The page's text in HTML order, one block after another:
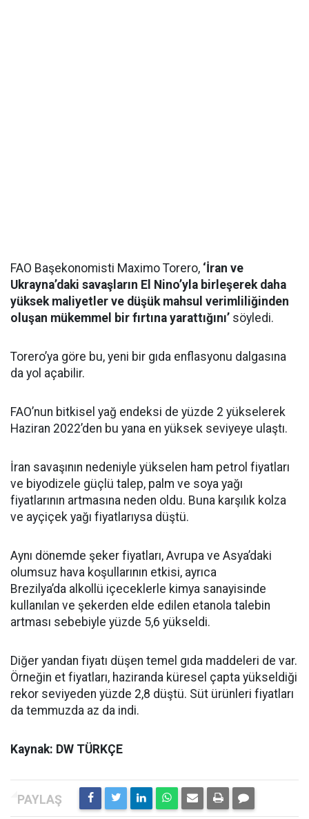
FAO Başekonomisti Maximo Torero, ‘İran ve
Ukrayna’daki savaşların El Nino’yla birleşerek daha
yüksek maliyetler ve düşük mahsul verimliliğinden
oluşan mükemmel bir fırtına yarattığını’ söyledi.
Torero’ya göre bu, yeni bir gıda enflasyonu dalgasına
da yol açabilir.
FAO’nun bitkisel yağ endeksi de yüzde 2 yükselerek
Haziran 2022’den bu yana en yüksek seviyeye ulaştı.
İran savaşının nedeniyle yükselen ham petrol fiyatları
ve biyodizele güçlü talep, palm ve soya yağı
fiyatlarının artmasına neden oldu. Buna karşılık kolza
ve ayçiçek yağı fiyatlarıysa düştü.
Aynı dönemde şeker fiyatları, Avrupa ve Asya’daki
olumsuz hava koşullarının etkisi, ayrıca
Brezilya’da alkollü içeceklerle kimya sanayisinde
kullanılan ve şekerden elde edilen etanola talebin
artması sebebiyle yüzde 5,6 yükseldi.
Diğer yandan fiyatı düşen temel gıda maddeleri de var.
Örneğin et fiyatları, haziranda küresel çapta yükseldiği
rekor seviyeden yüzde 2,8 düştü. Süt ürünleri fiyatları
da temmuzda az da indi.
Kaynak: DW TÜRKÇE